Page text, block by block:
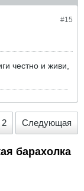
#15
честно и живи,
2 Следующая
барахолка